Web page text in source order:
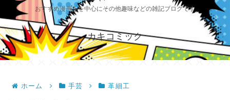
おすすめ漫画をを中心にその他趣味などの雑記ブログです
カキコミック
ホーム 手芸 革細工